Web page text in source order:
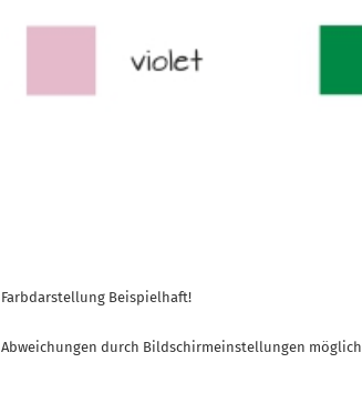
Farbdarstellung Beispielhaft!
Abweichungen durch Bildschirmeinstellungen möglich